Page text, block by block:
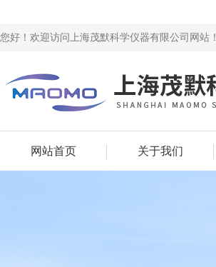
您好！欢迎访问上海茂默科学仪器有限公司网站！
网站首页 关于我们